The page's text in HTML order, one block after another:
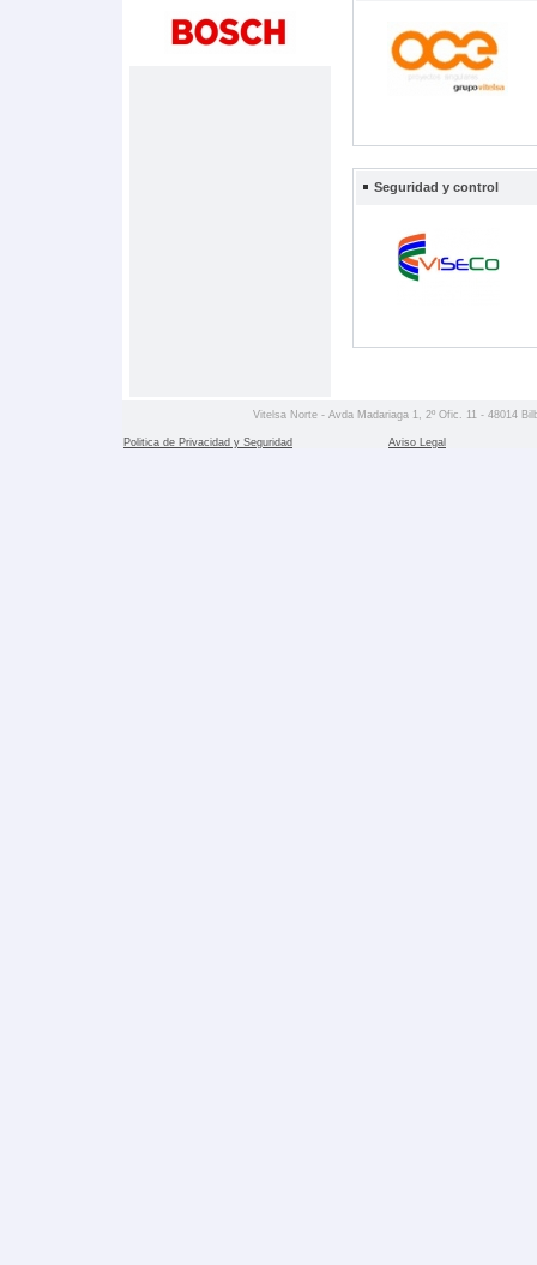
Seguridad y control
Vitelsa Norte - Avda Madariaga 1, 2º Ofic. 11 - 48014
Politica de Privacidad y Seguridad Aviso Legal